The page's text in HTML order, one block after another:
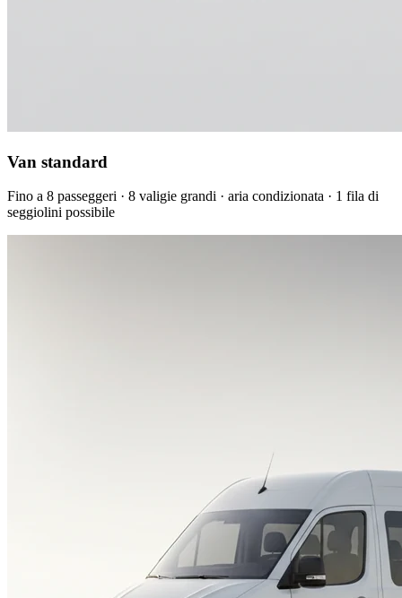
Van standard
Fino a 8 passeggeri · 8 valigie grandi · aria condizionata · 1 fila di
seggiolini possibile